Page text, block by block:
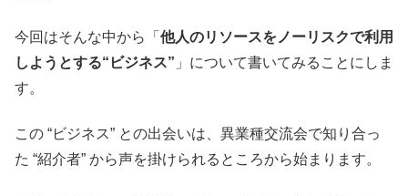
今回はそんな中から「 他人のリソースをノーリスクで利用
しようとする“ビジネス” 」について書いてみることにしま
す。
この “ビジネス” との出会いは、異業種交流会で知り合っ
た “紹介者” から声を掛けられるところから始まります。